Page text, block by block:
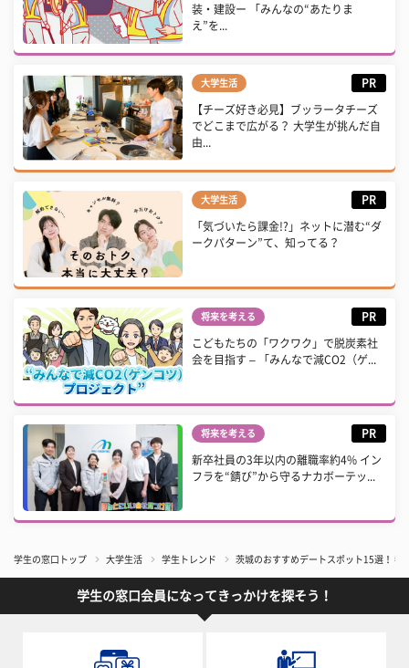
装・建設ー 「みんなの“あたりま
え”を...
大学生活 PR
【チーズ好き必見】ブッラータチーズ
でどこまで広がる？ 大学生が挑んだ自
由...
大学生活 PR
「気づいたら課金!?」ネットに潜む“ダ
ークパターン”て、知ってる？
将来を考える PR
こどもたちの「ワクワク」で脱炭素社
会を目指す – 「みんなで減CO2（ゲ...
将来を考える PR
新卒社員の3年以内の離職率約4% イン
フラを“錆び”から守るナカボーテッ...
学生の窓口トップ 大学生活 学生トレンド 茨城のおすすめデートスポット15選！ 都
学生の窓口会員になってきっかけを探そう！